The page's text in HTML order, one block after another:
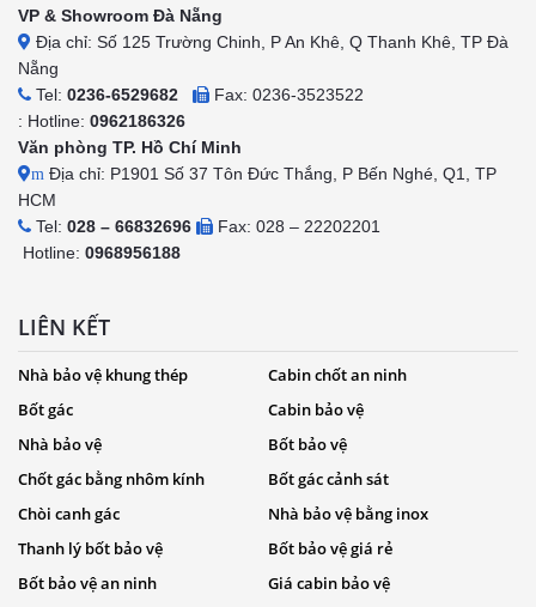
VP & Showroom Đà Nẵng
Địa chỉ: Số 125 Trường Chinh, P An Khê, Q Thanh Khê, TP Đà
Nẵng
Tel: 0236-6529682
Fax: 0236-3523522
: Hotline: 0962186326
Văn phòng TP. Hồ Chí Minh
m Địa chỉ: P1901 Số 37 Tôn Đức Thắng, P Bến Nghé, Q1, TP
HCM
Tel: 028 – 66832696
Fax: 028 – 22202201
Hotline: 0968956188
LIÊN KẾT
Nhà bảo vệ khung thép
Cabin chốt an ninh
Bốt gác
Cabin bảo vệ
Nhà bảo vệ
Bốt bảo vệ
Chốt gác bằng nhôm kính
Bốt gác cảnh sát
Chòi canh gác
Nhà bảo vệ bằng inox
Thanh lý bốt bảo vệ
Bốt bảo vệ giá rẻ
Bốt bảo vệ an ninh
Giá cabin bảo vệ